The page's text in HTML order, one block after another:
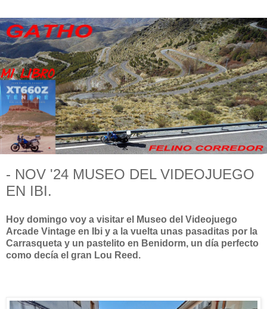
- NOV '24 MUSEO DEL VIDEOJUEGO
EN IBI.
Hoy domingo voy a visitar el Museo del Videojuego
Arcade Vintage en Ibi y a la vuelta unas pasaditas por la
Carrasqueta y un pastelito en Benidorm, un día perfecto
como decía el gran Lou Reed.